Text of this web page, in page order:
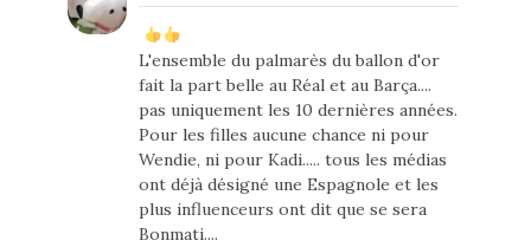
L'ensemble du palmarès du ballon d'or
fait la part belle au Réal et au Barça....
pas uniquement les 10 dernières années.
Pour les filles aucune chance ni pour
Wendie, ni pour Kadi..... tous les médias
ont déjà désigné une Espagnole et les
plus influenceurs ont dit que se sera
Bonmati....